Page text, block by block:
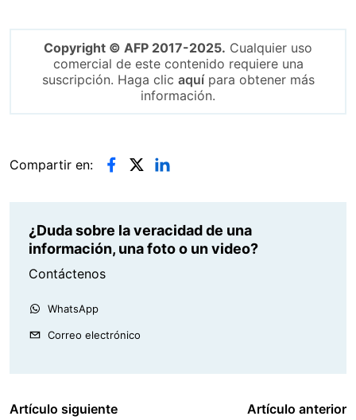
Copyright © AFP 2017-2025. Cualquier uso
comercial de este contenido requiere una
suscripción. Haga clic aquípara obtener más
información.
Compartir en:
¿Duda sobre la veracidad de una
información, una foto o un video?
Contáctenos
WhatsApp
Correo electrónico
Artículo siguiente Artículo anterior